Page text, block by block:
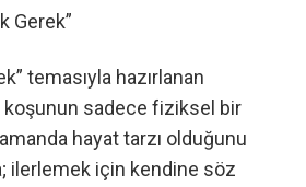
Gerek”
temasıyla hazırlanan
sadece fiziksel bir
hayat tarzı olduğunu
ilerlemek için kendine söz